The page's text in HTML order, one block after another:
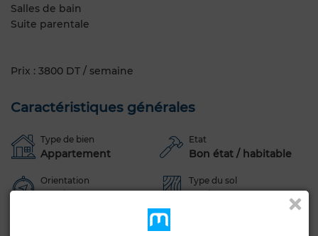
Salles de bain
Suite parentale
Prix : 3800 DT / semaine
Caractéristiques générales
Type de bien
Appartement
Etat
Bon état / habitable
Orientation
Nord
Type du sol
Marbre
Vue sur mer